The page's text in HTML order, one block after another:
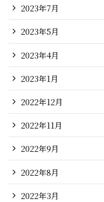
2023年7月
2023年5月
2023年4月
2023年1月
2022年12月
2022年11月
2022年9月
2022年8月
2022年3月